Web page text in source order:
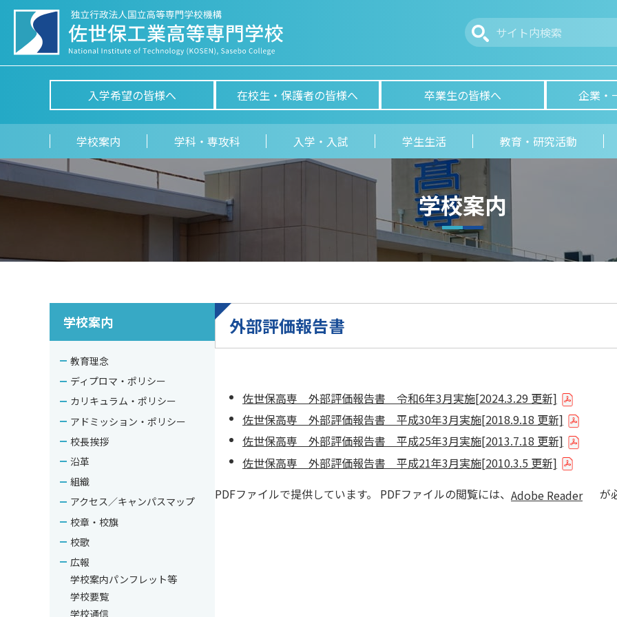
入学希望の皆様へ 在校生・保護者の皆様へ 卒業生の皆様へ 企業・
学校案内 学科・専攻科 入学・入試 学生生活 教育・研究活動
学校案内
外部評価報告書
佐世保高専 外部評価報告書 令和6年3月実施[2024.3.29 更新]
佐世保高専 外部評価報告書 平成30年3月実施[2018.9.18 更新]
佐世保高専 外部評価報告書 平成25年3月実施[2013.7.18 更新]
佐世保高専 外部評価報告書 平成21年3月実施[2010.3.5 更新]
PDFファイルで提供しています。 PDFファイルの閲覧には、 Adobe Reader が
学校案内
教育理念
ディプロマ・ポリシー
カリキュラム・ポリシー
アドミッション・ポリシー
校長挨拶
沿革
組織
アクセス／キャンパスマップ
校章・校旗
校歌
広報
学校案内パンフレット等
学校要覧
学校通信